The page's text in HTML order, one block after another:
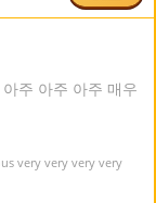
주 아주 아주 매우
very very very very